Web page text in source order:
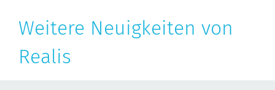
Weitere Neuigkeiten von
Realis